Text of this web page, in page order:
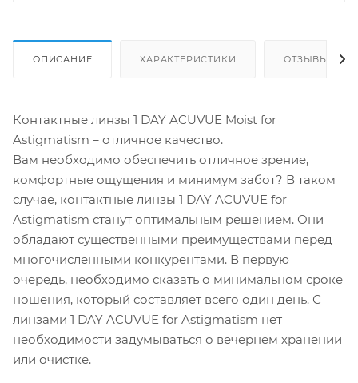
ОПИСАНИЕ ХАРАКТЕРИСТИКИ ОТЗЫВЫ
Контактные линзы 1 DAY ACUVUE Moist for
Astigmatism – отличное качество.
Вам необходимо обеспечить отличное зрение,
комфортные ощущения и минимум забот? В таком
случае, контактные линзы 1 DAY ACUVUE for
Astigmatism станут оптимальным решением. Они
обладают существенными преимуществами перед
многочисленными конкурентами. В первую
очередь, необходимо сказать о минимальном сроке
ношения, который составляет всего один день. С
линзами 1 DAY ACUVUE for Astigmatism нет
необходимости задумываться о вечернем хранении
или очистке.